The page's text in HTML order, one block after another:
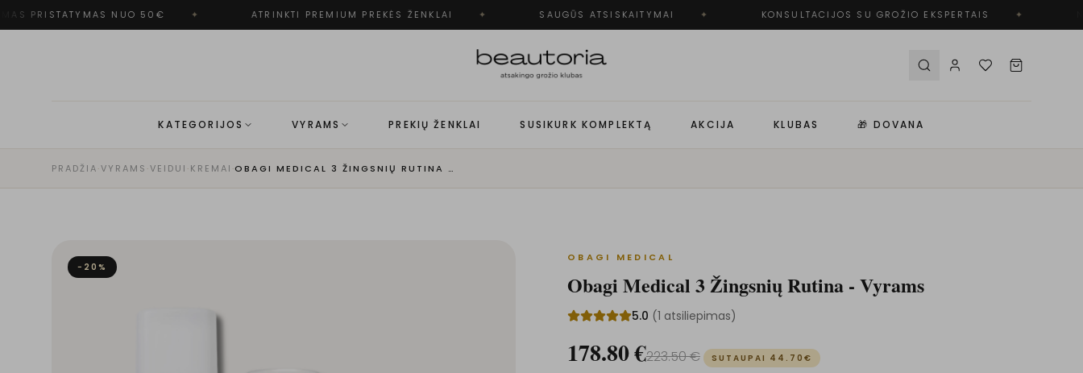
PRISTATYMAS NUO 50€ ATRINKTI PREMIUM PREKĖS ŽENKLAI SAUGŪS ATSISKAITYMAI KONSULTACIJOS SU GROŽIO EKSPERTAIS
KATEGORIJOS VYRAMS PREKIŲ ŽENKLAI SUSIKURK KOMPLEKTĄ AKCIJA KLUBAS 🎁 DOVANA
PRADŽIA·VYRAMS ·VEIDUI ·KREMAI · OBAGI MEDICAL 3 ŽINGSNIŲ RUTINA - VYRAMS
− 20 %
OBAGI MEDICAL
Obagi Medical 3 Žingsnių Rutina - Vyrams
5.0 (1 atsiliepimas)
178.80€223.50€ SUTAUPAI 44.70 €